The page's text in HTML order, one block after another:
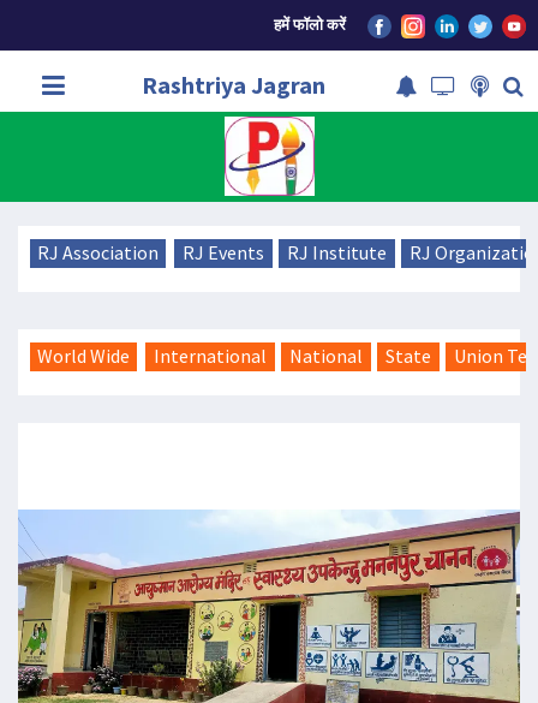
हमें फॉलो करें
Rashtriya Jagran
RJ Association RJ Events RJ Institute RJ
World Wide International National State Union